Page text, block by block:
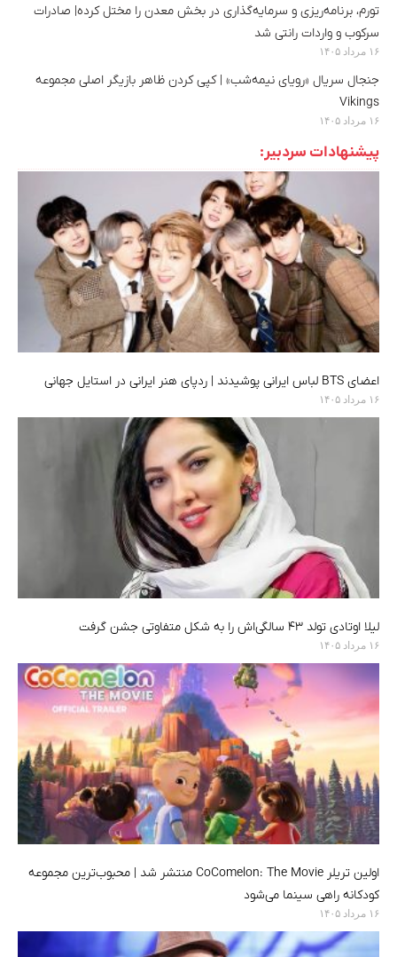
تورم، برنامه‌ریزی و سرمایه‌گذاری در بخش معدن را مختل کرده| صادرات
سرکوب و واردات رانتی شد
۱۶ مرداد ۱۴۰۵
جنجال سریال «رویای نیمه‌شب» | کپی کردن ظاهر بازیگر اصلی مجموعه
Vikings
۱۶ مرداد ۱۴۰۵
پیشنهادات سردبیر:
اعضای BTS لباس ایرانی پوشیدند | ردپای هنر ایرانی در استایل جهانی
۱۶ مرداد ۱۴۰۵
لیلا اوتادی تولد ۴۳ سالگی‌اش را به شکل متفاوتی جشن گرفت
۱۶ مرداد ۱۴۰۵
اولین تریلر CoComelon: The Movie منتشر شد | محبوب‌ترین مجموعه
کودکانه راهی سینما می‌شود
۱۶ مرداد ۱۴۰۵